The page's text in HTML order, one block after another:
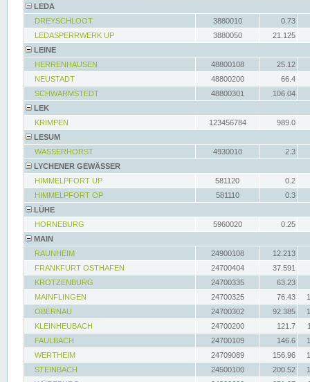
LEDA
DREYSCHLOOT
3880010
0.73
LEDASPERRWERK UP
3880050
21.125
LEINE
HERRENHAUSEN
48800108
25.12
NEUSTADT
48800200
66.4
SCHWARMSTEDT
48800301
106.04
LEK
KRIMPEN
123456784
989.0
LESUM
WASSERHORST
4930010
2.3
LYCHENER GEWÄSSER
HIMMELPFORT UP
581120
0.2
HIMMELPFORT OP
581110
0.3
LÜHE
HORNEBURG
5960020
0.25
MAIN
RAUNHEIM
24900108
12.213
FRANKFURT OSTHAFEN
24700404
37.591
KROTZENBURG
24700335
63.23
MAINFLINGEN
24700325 76.43
OBERNAU
24700302 92.385
KLEINHEUBACH
24700200 121.7
FAULBACH
24700109 146.6
WERTHEIM
24709089 156.96
STEINBACH
24500100 200.52